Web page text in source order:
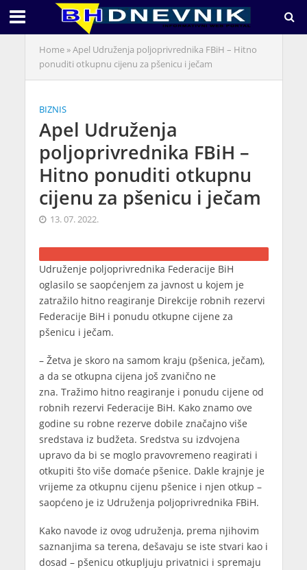
Home»Apel Udruženja poljoprivrednika FBiH – Hitno
ponuditi otkupnu cijenu za pšenicu i ječam
BIZNIS
Apel Udruženja
poljoprivrednika FBiH –
Hitno ponuditi otkupnu
cijenu za pšenicu i ječam
13. 07. 2022.
Udruženje poljoprivrednika Federacije BiH
oglasilo se saopćenjem za javnost u kojem je
zatražilo hitno reagiranje Direkcije robnih rezervi
Federacije BiH i ponudu otkupne cijene za
pšenicu i ječam.
– Žetva je skoro na samom kraju (pšenica, ječam),
a da se otkupna cijena još zvanično ne
zna. Tražimo hitno reagiranje i ponudu cijene od
robnih rezervi Federacije BiH. Kako znamo ove
godine su robne rezerve dobile značajno više
sredstava iz budžeta. Sredstva su izdvojena
upravo da bi se moglo pravovremeno reagirati i
otkupiti što više domaće pšenice. Dakle krajnje je
vrijeme za otkupnu cijenu pšenice i njen otkup –
saopćeno je iz Udruženja poljoprivrednika FBiH.
Kako navode iz ovog udruženja, prema njihovim
saznanjima sa terena, dešavaju se iste stvari kao i
dosad – pšenicu otkupljuju privatnici i spremaju